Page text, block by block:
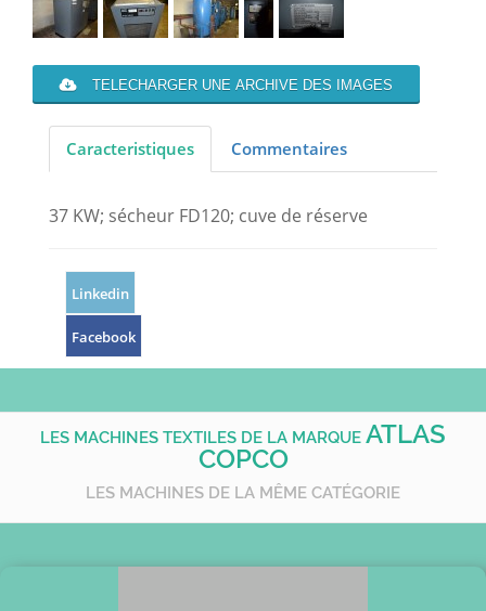
TELECHARGER UNE ARCHIVE DES IMAGES
Caracteristiques Commentaires
37 KW; sécheur FD120; cuve de réserve
Linkedin
Facebook
LES MACHINES TEXTILES DE LA MARQUE ATLAS
COPCO
LES MACHINES DE LA MÊME CATÉGORIE